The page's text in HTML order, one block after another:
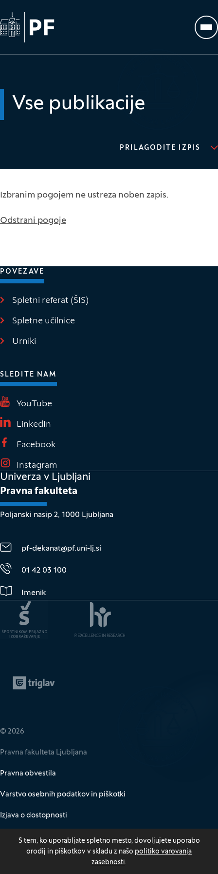
S tem, ko uporabljate spletno mesto, dovoljujete uporabo
orodij in piškotkov v skladu z našo politiko varovanja
zasebnosti.
Na začetno stran
Vse publikacije
PRILAGODITE IZPIS
Izbranim pogojem ne ustreza noben zapis.
Odstrani pogoje
POVEZAVE
Spletni referat (ŠIS)
Spletne učilnice
Urniki
SLEDITE NAM
YouTube
LinkedIn
Facebook
Instagram
Univerza v Ljubljani
Pravna fakulteta
Poljanski nasip 2, 1000 Ljubljana
pf-dekanat@pf.uni-lj.si
01 42 03 100
Imenik
© 2026
Pravna fakulteta Ljubljana
Pravna obvestila
Varstvo osebnih podatkov in piškotki
Izjava o dostopnosti
Za medije